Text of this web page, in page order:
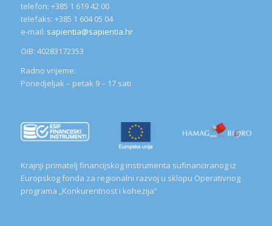
telefon: +385 1 619 42 00
telefaks: +385 1 604 05 04
e-mail: sapientia@sapientia.hr
OIB: 40283172353
Radno vrijeme:
Ponedjeljak – petak 9 – 17 sati
Krajnji primatelj financijskog instrumenta sufinanciranog iz
Europskog fonda za regionalni razvoj u sklopu Operativnog
programa „Konkurentnost i kohezija“